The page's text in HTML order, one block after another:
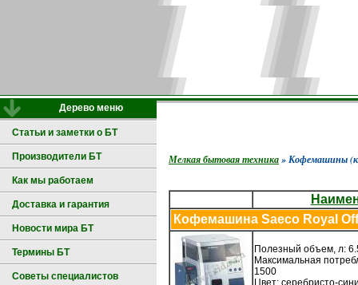
Дерево меню
Статьи и заметки о БТ
Производители БТ
Как мы работаем
Доставка и гарантия
Новости мира БТ
Термины БТ
Советы специалистов
Мелкая бытовая техника» Кофемашины
Кофемашина Saeco Royal
Полезный объем, л:
Максимальная
1500
Цвет: серебристо-